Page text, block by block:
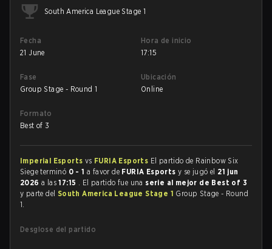
South America League Stage 1
Fecha
21 June
Hora de inicio
17:15
Fase
Group Stage - Round 1
Ubicación
Online
Formato
Best of 3
Imperial Esports vs FURIA Esports El partido de Rainbow Six
Siege terminó 0 - 1 a favor de FURIA Esportsy se jugó el 21 jun
2026 a las17:15 . El partido fue una serie al mejor de Best of 3
y parte del South America League Stage 1 Group Stage - Round
1.
Desglose del partido